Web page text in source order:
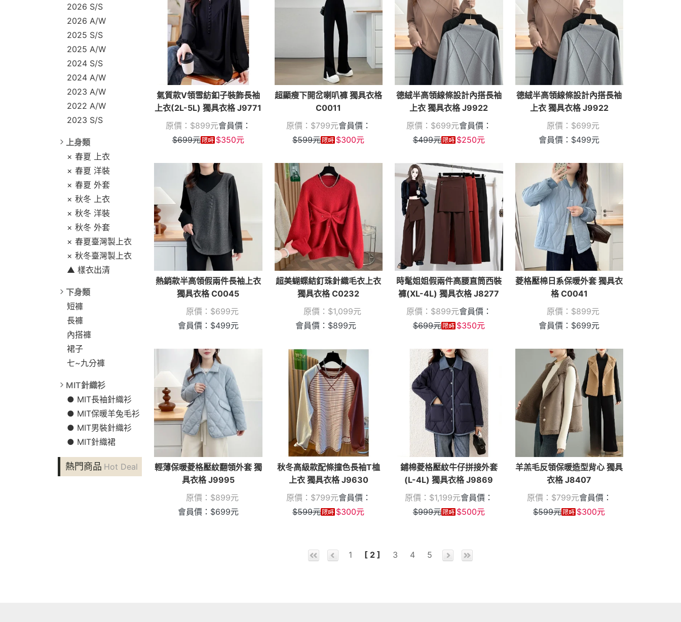
2026 S/S
2026 A/W
2025 S/S
2025 A/W
2024 S/S
2024 A/W
2023 A/W
2022 A/W
2023 S/S
上身類
× 春夏 上衣
× 春夏 洋裝
× 春夏 外套
× 秋冬 上衣
× 秋冬 洋裝
× 秋冬 外套
× 春夏臺灣製上衣
× 秋冬臺灣製上衣
▲ 樣衣出清
下身類
短褲
長褲
內搭褲
裙子
七~九分褲
MIT針織衫
● MIT長袖針織衫
● MIT保暖羊兔毛衫
● MIT男裝針織衫
● MIT針織裙
熱門商品 Hot Deal
氣質款V領雪紡釦子裝飾長袖
上衣(2L-5L) 獨具衣格 J9771
原價： $899元會員價：
$699元 $350元
超顯瘦下開岔喇叭褲 獨具衣格
C0011
原價： $799元會員價：
$599元 $300元
德絨半高領線條設計內搭長袖
上衣 獨具衣格 J9922
原價： $699元會員價：
$499元 $250元
德絨半高領線條設計內搭長袖
上衣 獨具衣格 J9922
原價： $699元
會員價： $499元
熱銷款半高領假兩件長袖上衣
獨具衣格 C0045
原價： $699元
會員價： $499元
超美蝴蝶結釘珠針織毛衣上衣
獨具衣格 C0232
原價： $1,099元
會員價： $899元
時髦姐姐假兩件高腰直筒西裝
褲(XL-4L) 獨具衣格 J8277
原價： $899元會員價：
$699元 $350元
菱格壓棉日系保暖外套 獨具衣
格 C0041
原價： $899元
會員價： $699元
輕薄保暖菱格壓紋翻領外套 獨
具衣格 J9995
原價： $899元
會員價： $699元
秋冬高級款配條撞色長袖T桖
上衣 獨具衣格 J9630
原價： $799元會員價：
$599元 $300元
鋪棉菱格壓紋牛仔拼接外套
(L-4L) 獨具衣格 J9869
原價： $1,199元會員價：
$999元 $500元
羊羔毛反領保暖造型背心 獨具
衣格 J8407
原價： $799元會員價：
$599元 $300元
1 [ 2 ] 3 4 5